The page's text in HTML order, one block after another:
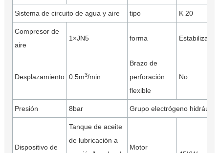
Sistema de circuito de agua y aire tipo K 20
Compresor de
aire
1×JN5 forma
Desplazamiento 0.5m3/min
Brazo de
perforación
flexible
No
Presión 8bar Grupo electrógeno hidráulico
Dispositivo de
Tanque de aceite
de lubricación a
Motor